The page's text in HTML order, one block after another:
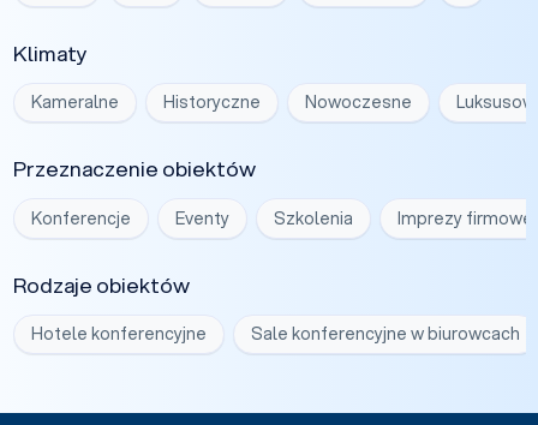
Klimaty
Kameralne Historyczne Nowoczesne
Przeznaczenie obiektów
Konferencje Eventy Szkolenia Imprezy firmowe
Rodzaje obiektów
Hotele konferencyjne Sale konferencyjne w biurowcach